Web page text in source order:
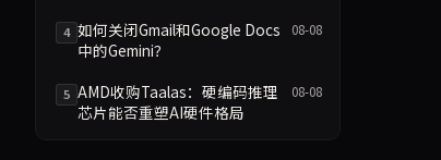
4 如何关闭Gmail和Google Docs
中的Gemini？
08-08
5 AMD收购Taalas：硬编码推理
芯片能否重塑AI硬件格局
08-08